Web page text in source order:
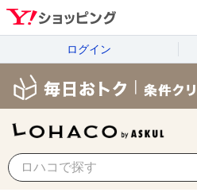
ログイン